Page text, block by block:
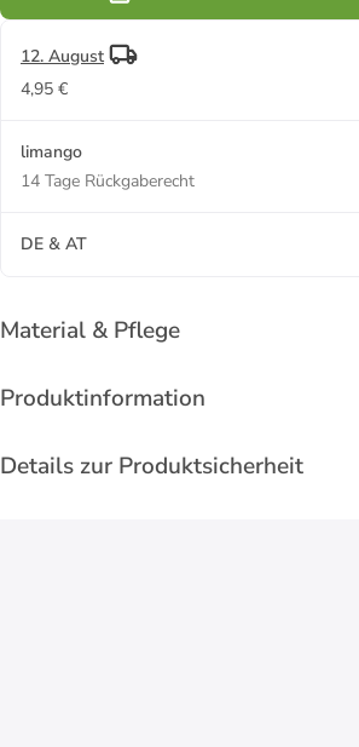
12. August
4,95 €
limango
14 Tage Rückgaberecht
DE & AT
Material & Pflege
Produktinformation
Details zur Produktsicherheit